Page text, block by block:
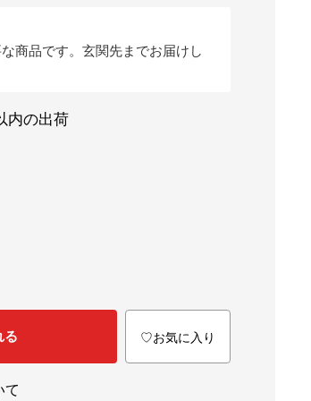
商品です。玄関先までお届けし
内の出荷
る ♡お気に入り
て